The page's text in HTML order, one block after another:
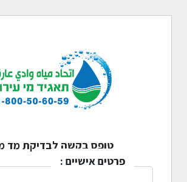
טופס בקשה לבדיקת מד
פרטים אישיים :